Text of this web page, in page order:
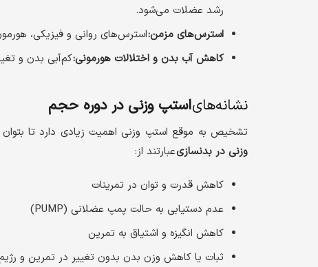
رشد عضلات می‌شود.
استرس‌های مزمن:استرس‌های روانی و فیزیکی،
کاهش آب بدن و اختلالات هورمونی:کم‌آبی بدن و
نشانه‌هایاستپ وزنی در دوره حجم
تشخیص به موقع استپ وزنی اهمیت زیادی دارد تا
وزنی در بدنسازیعبارتند از:
کاهش قدرت و توان در تمرینات
عدم دستیابی به حالت پمپ عضلانی (PUMP)
کاهش انگیزه و اشتیاق به تمرین
ثبات یا کاهش وزن بدن بدون تغییر در تمرین و